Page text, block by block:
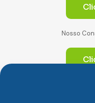
Nosso
Av. Paulista, 2064.